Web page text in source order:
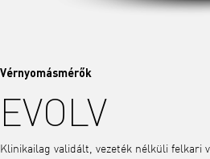
Vérnyomásmérők
EVOLV
Klinikailag validált, vezeték nélküli felkari